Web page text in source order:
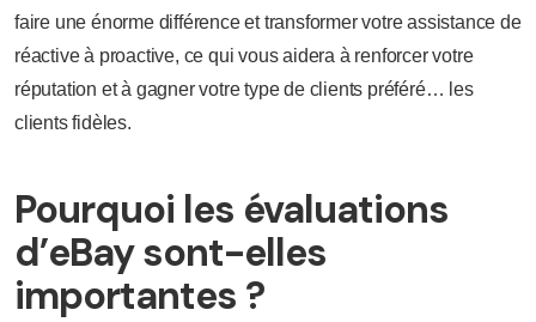
faire une énorme différence et transformer votre assistance de
réactive à proactive, ce qui vous aidera à renforcer votre
réputation et à gagner votre type de clients préféré… les
clients fidèles.
Pourquoi les évaluations
d’eBay sont-elles
importantes ?